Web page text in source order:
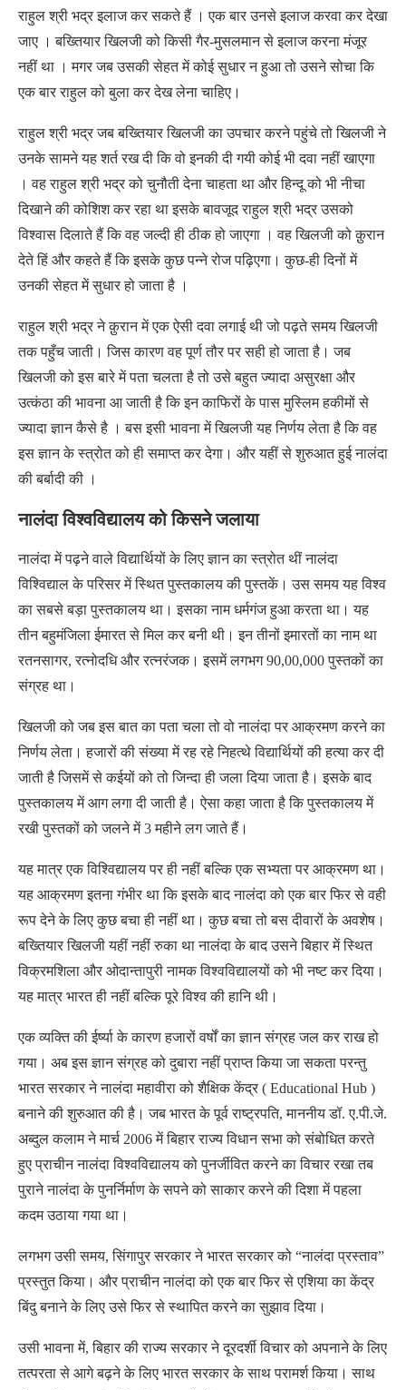
राहुल श्री भद्र इलाज कर सकते हैं । एक बार उनसे इलाज करवा कर देखा
जाए । बख्तियार खिलजी को किसी गैर-मुसलमान से इलाज करना मंजूर
नहीं था । मगर जब उसकी सेहत में कोई सुधार न हुआ तो उसने सोचा कि
एक बार राहुल को बुला कर देख लेना चाहिए।
राहुल श्री भद्र जब बख्तियार खिलजी का उपचार करने पहुंचे तो खिलजी ने
उनके सामने यह शर्त रख दी कि वो इनकी दी गयी कोई भी दवा नहीं खाएगा
। वह राहुल श्री भद्र को चुनौती देना चाहता था और हिन्दू को भी नीचा
दिखाने की कोशिश कर रहा था इसके बावजूद राहुल श्री भद्र उसको
विश्वास दिलाते हैं कि वह जल्दी ही ठीक हो जाएगा । वह खिलजी को क़ुरान
देते हिं और कहते हैं कि इसके कुछ पन्ने रोज पढ़िएगा। कुछ-ही दिनों में
उनकी सेहत में सुधार हो जाता है ।
राहुल श्री भद्र ने क़ुरान में एक ऐसी दवा लगाई थी जो पढ़ते समय खिलजी
तक पहुँच जाती। जिस कारण वह पूर्ण तौर पर सही हो जाता है। जब
खिलजी को इस बारे में पता चलता है तो उसे बहुत ज्यादा असुरक्षा और
उत्कंठा की भावना आ जाती है कि इन काफिरों के पास मुस्लिम हकीमों से
ज्यादा ज्ञान कैसे है । बस इसी भावना में खिलजी यह निर्णय लेता है कि वह
इस ज्ञान के स्त्रोत को ही समाप्त कर देगा। और यहीं से शुरुआत हुई नालंदा
की बर्बादी की ।
नालंदा विश्वविद्यालय को किसने जलाया
नालंदा में पढ़ने वाले विद्यार्थियों के लिए ज्ञान का स्त्रोत थीं नालंदा
विश्विद्याल के परिसर में स्थित पुस्तकालय की पुस्तकें। उस समय यह विश्व
का सबसे बड़ा पुस्तकालय था। इसका नाम धर्मगंज हुआ करता था। यह
तीन बहुमंजिला ईमारत से मिल कर बनी थी। इन तीनों इमारतों का नाम था
रतनसागर, रत्नोदधि और रत्नरंजक। इसमें लगभग 90,00,000 पुस्तकों का
संग्रह था।
खिलजी को जब इस बात का पता चला तो वो नालंदा पर आक्रमण करने का
निर्णय लेता। हजारों की संख्या में रह रहे निहत्थे विद्यार्थियों की हत्या कर दी
जाती है जिसमें से कईयों को तो जिन्दा ही जला दिया जाता है। इसके बाद
पुस्तकालय में आग लगा दी जाती है। ऐसा कहा जाता है कि पुस्तकालय में
रखी पुस्तकों को जलने में 3 महीने लग जाते हैं।
यह मात्र एक विश्विद्यालय पर ही नहीं बल्कि एक सभ्यता पर आक्रमण था।
यह आक्रमण इतना गंभीर था कि इसके बाद नालंदा को एक बार फिर से वही
रूप देने के लिए कुछ बचा ही नहीं था। कुछ बचा तो बस दीवारों के अवशेष।
बख्तियार खिलजी यहीं नहीं रुका था नालंदा के बाद उसने बिहार में स्थित
विक्रमशिला और ओदान्तापुरी नामक विश्वविद्यालयों को भी नष्ट कर दिया।
यह मात्र भारत ही नहीं बल्कि पूरे विश्व की हानि थी।
एक व्यक्ति की ईर्ष्या के कारण हजारों वर्षों का ज्ञान संग्रह जल कर राख हो
गया। अब इस ज्ञान संग्रह को दुबारा नहीं प्राप्त किया जा सकता परन्तु
भारत सरकार ने नालंदा महावीरा को शैक्षिक केंद्र ( Educational Hub )
बनाने की शुरुआत की है। जब भारत के पूर्व राष्ट्रपति, माननीय डॉ. ए.पी.जे.
अब्दुल कलाम ने मार्च 2006 में बिहार राज्य विधान सभा को संबोधित करते
हुए प्राचीन नालंदा विश्वविद्यालय को पुनर्जीवित करने का विचार रखा तब
पुराने नालंदा के पुनर्निर्माण के सपने को साकार करने की दिशा में पहला
कदम उठाया गया था।
लगभग उसी समय, सिंगापुर सरकार ने भारत सरकार को “नालंदा प्रस्ताव”
प्रस्तुत किया। और प्राचीन नालंदा को एक बार फिर से एशिया का केंद्र
बिंदु बनाने के लिए उसे फिर से स्थापित करने का सुझाव दिया।
उसी भावना में, बिहार की राज्य सरकार ने दूरदर्शी विचार को अपनाने के लिए
तत्परता से आगे बढ़ने के लिए भारत सरकार के साथ परामर्श किया। साथ